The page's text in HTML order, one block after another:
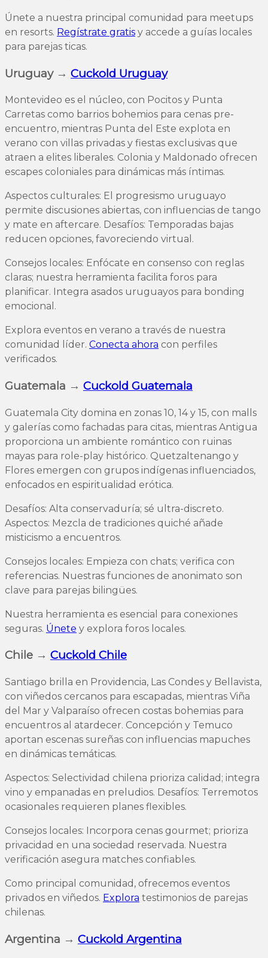
Únete a nuestra principal comunidad para meetups
en resorts. Regístrate gratis y accede a guías locales
para parejas ticas.
Uruguay → Cuckold Uruguay
Montevideo es el núcleo, con Pocitos y Punta
Carretas como barrios bohemios para cenas pre-
encuentro, mientras Punta del Este explota en
verano con villas privadas y fiestas exclusivas que
atraen a elites liberales. Colonia y Maldonado ofrecen
escapes coloniales para dinámicas más íntimas.
Aspectos culturales: El progresismo uruguayo
permite discusiones abiertas, con influencias de tango
y mate en aftercare. Desafíos: Temporadas bajas
reducen opciones, favoreciendo virtual.
Consejos locales: Enfócate en consenso con reglas
claras; nuestra herramienta facilita foros para
planificar. Integra asados uruguayos para bonding
emocional.
Explora eventos en verano a través de nuestra
comunidad líder. Conecta ahora con perfiles
verificados.
Guatemala → Cuckold Guatemala
Guatemala City domina en zonas 10, 14 y 15, con malls
y galerías como fachadas para citas, mientras Antigua
proporciona un ambiente romántico con ruinas
mayas para role-play histórico. Quetzaltenango y
Flores emergen con grupos indígenas influenciados,
enfocados en espiritualidad erótica.
Desafíos: Alta conservaduría; sé ultra-discreto.
Aspectos: Mezcla de tradiciones quiché añade
misticismo a encuentros.
Consejos locales: Empieza con chats; verifica con
referencias. Nuestras funciones de anonimato son
clave para parejas bilingües.
Nuestra herramienta es esencial para conexiones
seguras. Únete y explora foros locales.
Chile → Cuckold Chile
Santiago brilla en Providencia, Las Condes y Bellavista,
con viñedos cercanos para escapadas, mientras Viña
del Mar y Valparaíso ofrecen costas bohemias para
encuentros al atardecer. Concepción y Temuco
aportan escenas sureñas con influencias mapuches
en dinámicas temáticas.
Aspectos: Selectividad chilena prioriza calidad; integra
vino y empanadas en preludios. Desafíos: Terremotos
ocasionales requieren planes flexibles.
Consejos locales: Incorpora cenas gourmet; prioriza
privacidad en una sociedad reservada. Nuestra
verificación asegura matches confiables.
Como principal comunidad, ofrecemos eventos
privados en viñedos. Explora testimonios de parejas
chilenas.
Argentina → Cuckold Argentina